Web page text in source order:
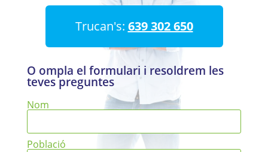
Trucan's: 639 302 650
O ompla el formulari i resoldrem les
teves preguntes
Nom
Població